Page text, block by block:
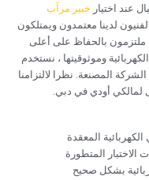
عند اختيار‏ ‏خبير مرآب
لدينا معتمدون ويمتلكون
ملتزمون بالحفاظ على أعلى
وموثوقيتها ، نستخدم
المصنعة. نظرا لالتزامنا
لمالكي أودي في دبي.‏
المعقدة‏
الاختبار المتطورة‏
بشكل صحيح‏